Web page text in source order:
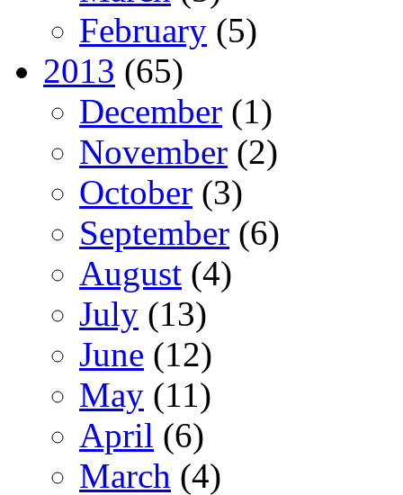
February (5)
2013 (65)
December (1)
November (2)
October (3)
September (6)
August (4)
July (13)
June (12)
May (11)
April (6)
March (4)